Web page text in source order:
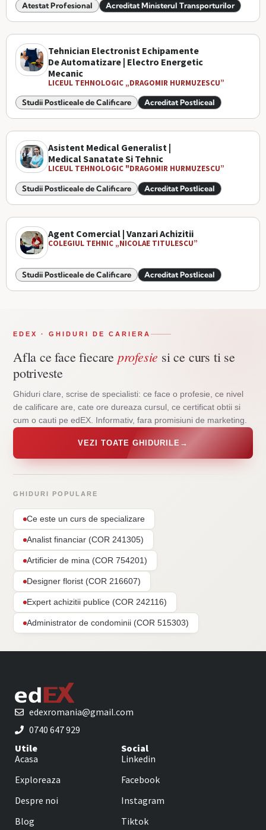
Atestat Profesional Acreditat Ministerul Transporturilor
Tehnician Electronist Echipamente
De Automatizare | Electro Energetic
Mecanic
LICEUL TEHNOLOGIC „DRAGOMIR HURMUZESCU”
Studii Postliceale de Calificare Acreditat Postliceal
Asistent Medical Generalist |
Medical Sanatate Si Tehnic
LICEUL TEHNOLOGIC "DRAGOMIR HURMUZESCU”
Studii Postliceale de Calificare Acreditat Postliceal
Agent Comercial | Vanzari Achizitii
COLEGIUL TEHNIC „NICOLAE TITULESCU”
Studii Postliceale de Calificare Acreditat Postliceal
EDEX · GHIDURI DE CARIERA
Afla ce face fiecare profesie si ce curs ti se
potriveste
Ghiduri clare, scrise de specialisti: ce face o profesie, ce nivel
de calificare are, cate ore dureaza cursul, ce certificat obtii si
cum o cauti pe edEX. Informativ, fara promisiuni de marketing.
VEZI TOATE GHIDURILE →
GHIDURI POPULARE
Ce este un curs de specializare
Analist financiar (COR 241305)
Artificier de mina (COR 754201)
Designer florist (COR 216607)
Expert achizitii publice (COR 242116)
Administrator de condominii (COR 515303)
edexromania@gmail.com
0740 647 929
Utile
Acasa
Exploreaza
Despre noi
Blog
Social
Linkedin
Facebook
Instagram
Tiktok